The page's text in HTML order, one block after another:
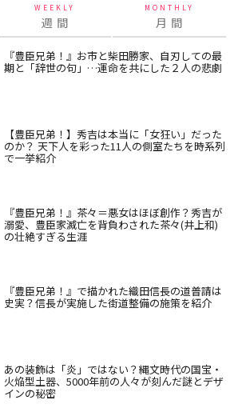
WEEKLY
週 間
MONTHLY
月 間
『豊臣兄弟！』お市と柴田勝家、自刃しての最
期と「辞世の句」…運命を共にした２人の悲劇
【豊臣兄弟！】秀吉は本当に「女狂い」だった
のか？ 天下人を彩った11人の側室たちを時系列
で一挙紹介
『豊臣兄弟！』茶々＝悪女はほぼ創作？秀吉が
溺愛、豊臣家滅亡を背負わされた茶々(井上和)
の壮絶すぎる生涯
『豊臣兄弟！』で描かれた織田信長の道普請は
史実？信長が実施した街道整備の施策を紹介
あの装飾は「炎」ではない？縄文時代の国宝・
火焔型土器、5000年前の人々が刻んだ謎とデザ
インの秘密